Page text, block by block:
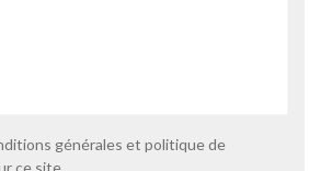
générales et politique de